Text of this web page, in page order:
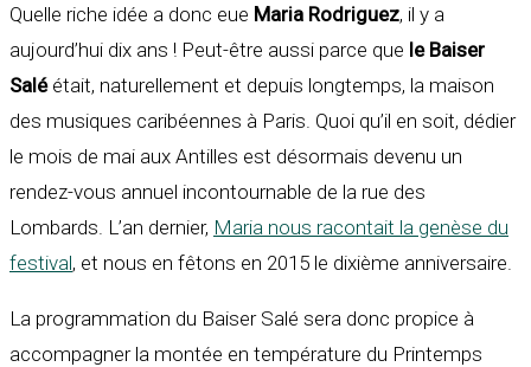
Quelle riche idée a donc eue Maria Rodriguez, il y a
aujourd’hui dix ans ! Peut-être aussi parce que le Baiser
Saléétait, naturellement et depuis longtemps, la maison
des musiques caribéennes à Paris. Quoi qu’il en soit, dédier
le mois de mai aux Antilles est désormais devenu un
rendez-vous annuel incontournable de la rue des
Lombards. L’an dernier, Maria nous racontait la genèse du
festival, et nous en fêtons en 2015 le dixième anniversaire.
La programmation du Baiser Salé sera donc propice à
accompagner la montée en température du Printemps